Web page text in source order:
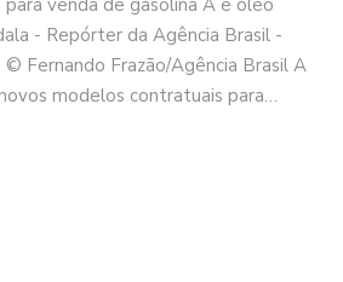
- Repórter da Agência Brasil -
© Fernando Frazão/Agência Brasil A
modelos contratuais para…